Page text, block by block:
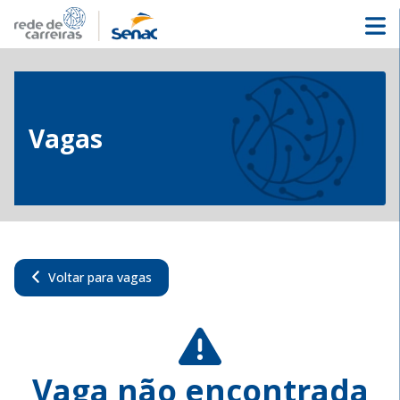
Vagas
Voltar para vagas
Vaga não encontrada